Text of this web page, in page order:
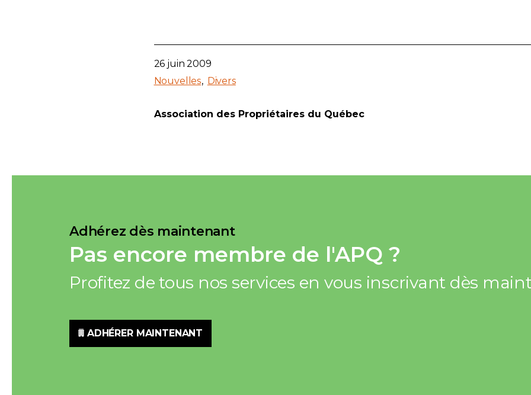
26 juin 2009
Nouvelles
Divers
Association des Propriétaires du Québec
Adhérez dès maintenant
Pas encore membre de l'APQ ?
Profitez de tous nos services en vous inscrivant dès
ADHÉRER MAINTENANT